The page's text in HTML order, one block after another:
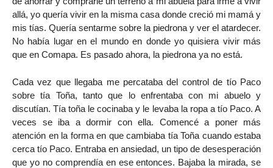
allá, yo quería vivir en la misma casa donde creció mi mamá y
mis tías. Quería sentarme sobre la piedrona y ver el atardecer.
No había lugar en el mundo en donde yo quisiera vivir más
que en Comapa. Es pasado ahora, la piedrona ya no está.
Cada vez que llegaba me percataba del control de tío Paco
sobre tía Toña, tanto que lo enfrentaba con mi abuelo y
discutían. Tía toña le cocinaba y le levaba la ropa a tío Paco. A
veces se iba a dormir con ella. Comencé a poner más
atención en la forma en que cambiaba tía Toña cuando estaba
cerca tío Paco. Entraba en ansiedad, un tipo de desesperación
que yo no comprendía en ese entonces. Bajaba la mirada, se